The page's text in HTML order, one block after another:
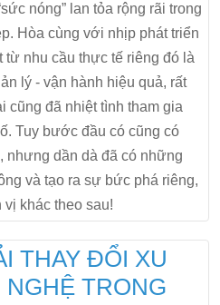
nóng” lan tỏa rộng rãi trong
Hòa cùng với nhịp phát triển
từ nhu cầu thực tế riêng đó là
lý - vận hành hiệu quả, rất
cũng đã nhiệt tình tham gia
Tuy bước đầu có cũng có
nhưng dần dà đã có những
và tạo ra sự bức phá riêng,
khác theo sau!
THAY ĐỔI XU
TRONG